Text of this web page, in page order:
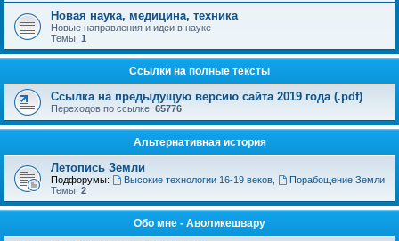
Новая наука, медицина, техника
Новые направления и идеи в науке
Темы: 1
Ссылки на полные тексты
Ссылка на предыдущую версию сайта 2019 года (.pdf)
Переходов по ссылке: 65776
Альтернативная история
Летопись Земли
Подфорумы: Высокие технологии 16-19 веков,
Порабощение Земли
Темы: 2
Обо мне - Аволикешвару